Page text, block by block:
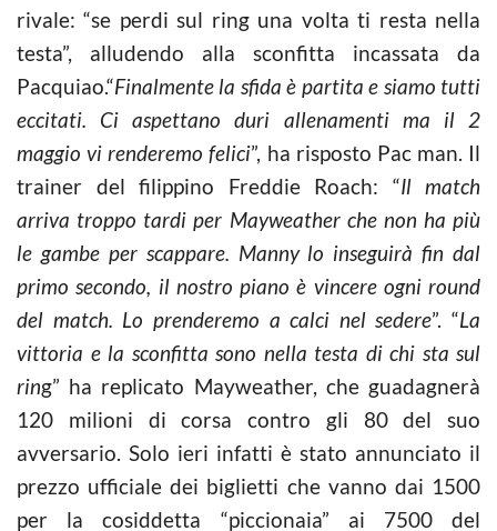
rivale: “se perdi sul ring una volta ti resta nella
testa”, alludendo alla sconfitta incassata da
Pacquiao.“Finalmente la sfida è partita e siamo tutti
eccitati. Ci aspettano duri allenamenti ma il 2
maggio vi renderemo felici”, ha risposto Pac man. Il
trainer del filippino Freddie Roach: “Il match
arriva troppo tardi per Mayweather che non ha più
le gambe per scappare. Manny lo inseguirà fin dal
primo secondo, il nostro piano è vincere ogni round
del match. Lo prenderemo a calci nel sedere”. “La
vittoria e la sconfitta sono nella testa di chi sta sul
ring” ha replicato Mayweather, che guadagnerà
120 milioni di corsa contro gli 80 del suo
avversario. Solo ieri infatti è stato annunciato il
prezzo ufficiale dei biglietti che vanno dai 1500
per la cosiddetta “piccionaia” ai 7500 del